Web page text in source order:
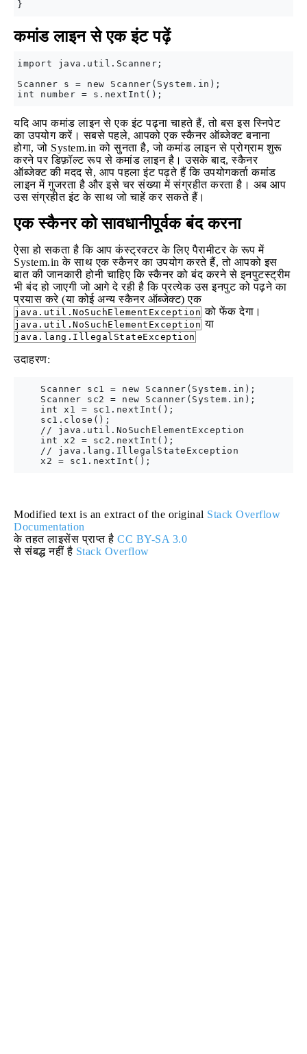
कमांड लाइन से एक इंट पढ़ें
import java.util.Scanner;
Scanner s = new Scanner(System.in);
यदि आप कमांड लाइन से एक इंट पढ़ना चाहते हैं, तो बस इस स्निपेट
का उपयोग करें। सबसे पहले, आपको एक स्कैनर ऑब्जेक्ट बनाना
होगा, जो System.in को सुनता है, जो कमांड लाइन से प्रोग्राम शुरू
करने पर डिफ़ॉल्ट रूप से कमांड लाइन है। उसके बाद, स्कैनर
ऑब्जेक्ट की मदद से, आप पहला इंट पढ़ते हैं कि उपयोगकर्ता कमांड
लाइन में गुजरता है और इसे चर संख्या में संग्रहीत करता है। अब आप
उस संग्रहीत इंट के साथ जो चाहें कर सकते हैं।
एक स्कैनर को सावधानीपूर्वक बंद करना
ऐसा हो सकता है कि आप कंस्ट्रक्टर के लिए पैरामीटर के रूप में
System.in के साथ एक स्कैनर का उपयोग करते हैं, तो आपको इस
बात की जानकारी होनी चाहिए कि स्कैनर को बंद करने से इनपुटस्ट्रीम
भी बंद हो जाएगी जो आगे दे रही है कि प्रत्येक उस इनपुट को पढ़ने का
प्रयास करे (या कोई अन्य स्कैनर ऑब्जेक्ट) एक
java.util.NoSuchElementException को फेंक देगा।
java.util.NoSuchElementException या
java.lang.IllegalStateException
उदाहरण:
    Scanner sc1 = new Scanner(System.in);
    Scanner sc2 = new Scanner(System.in);
    int x1 = sc1.nextInt();
    sc1.close();
    // java.util.NoSuchElementException
    int x2 = sc2.nextInt();
    // java.lang.IllegalStateException
Modified text is an extract of the original Stack Overflow
Documentation
के तहत लाइसेंस प्राप्त है CC BY-SA 3.0
से संबद्ध नहीं है Stack Overflow